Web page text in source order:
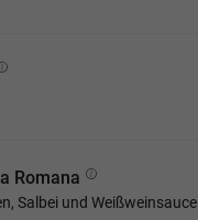
Romana
Salbei und Weißweinsauce